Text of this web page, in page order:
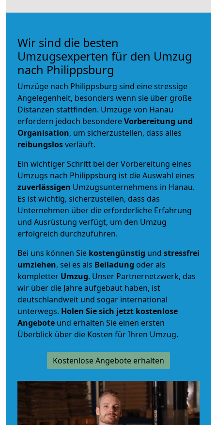
Wir sind die besten
Umzugsexperten für den Umzug
nach Philippsburg
Umzüge nach Philippsburg sind eine stressige
Angelegenheit, besonders wenn sie über große
Distanzen stattfinden. Umzüge von Hanau
erfordern jedoch besondereVorbereitung und
Organisation, um sicherzustellen, dass alles
reibungslosverläuft.
Ein wichtiger Schritt bei der Vorbereitung eines
Umzugs nach Philippsburg ist die Auswahl eines
zuverlässigen Umzugsunternehmens in Hanau.
Es ist wichtig, sicherzustellen, dass das
Unternehmen über die erforderliche Erfahrung
und Ausrüstung verfügt, um den Umzug
erfolgreich durchzuführen.
Bei uns können Sie kostengünstig und stressfrei
umziehen, sei es als Beiladung oder als
kompletter Umzug. Unser Partnernetzwerk, das
wir über die Jahre aufgebaut haben, ist
deutschlandweit und sogar international
unterwegs. Holen Sie sich jetzt kostenlose
Angebote und erhalten Sie einen ersten
Überblick über die Kosten für Ihren Umzug.
Kostenlose Angebote erhalten